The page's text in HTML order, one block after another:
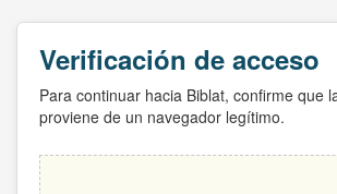
Verificación de acceso
Para continuar hacia Biblat, confirme que
proviene de un navegador legítimo.